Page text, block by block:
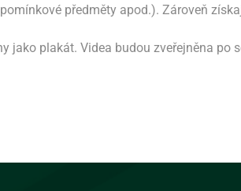
předměty apod.). Zároveň
jako plakát. Videa budou zveřejněna po